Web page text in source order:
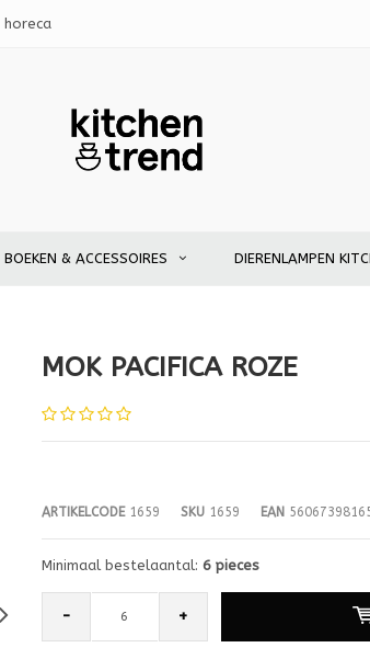
horeca
BOEKEN & ACCESSOIRES DIERENLAMPEN
MOK PACIFICA ROZE
ARTIKELCODE1659 SKU1659 EAN
Minimaal bestelaantal: 6 pieces
- +